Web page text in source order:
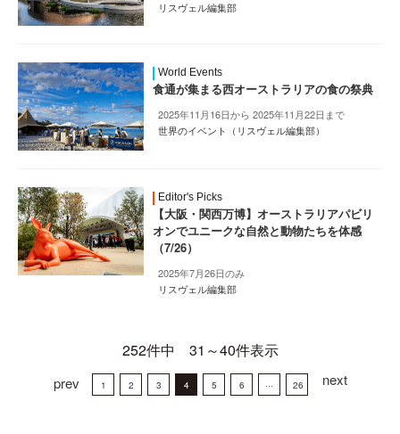
リスヴェル編集部
World Events
食通が集まる西オーストラリアの食の祭典
2025年11月16日から 2025年11月22日まで
世界のイベント（リスヴェル編集部）
Editor's Picks
【大阪・関西万博】オーストラリアパビリ
オンでユニークな自然と動物たちを体感
（7/26）
2025年7月26日のみ
リスヴェル編集部
252件中 31～40件表示
prev 1 2 3 4 5 6 ··· 26 next